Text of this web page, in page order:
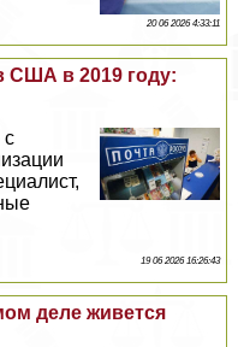
20 06 2026 4:33:11
США в 2019 году:
с
19 06 2026 16:26:43
деле живется